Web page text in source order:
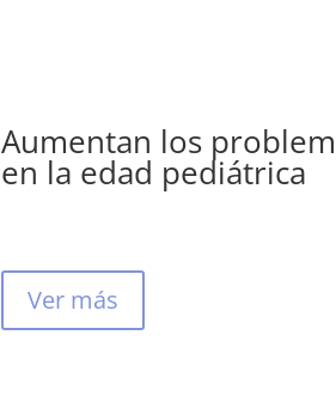
Aumentan los
en la edad pediátrica
Ver más